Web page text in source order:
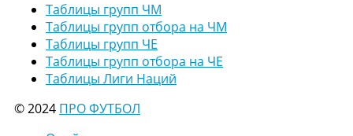
Таблицы групп ЧМ
Таблицы групп отбора на ЧМ
Таблицы групп ЧЕ
Таблицы групп отбора на ЧЕ
Таблицы Лиги Наций
© 2024 ПРО ФУТБОЛ